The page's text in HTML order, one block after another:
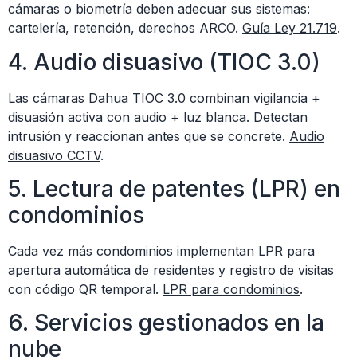
cámaras o biometría deben adecuar sus sistemas:
cartelería, retención, derechos ARCO. Guía Ley 21.719.
4. Audio disuasivo (TIOC 3.0)
Las cámaras Dahua TIOC 3.0 combinan vigilancia +
disuasión activa con audio + luz blanca. Detectan
intrusión y reaccionan antes que se concrete. Audio
disuasivo CCTV.
5. Lectura de patentes (LPR) en
condominios
Cada vez más condominios implementan LPR para
apertura automática de residentes y registro de visitas
con código QR temporal. LPR para condominios.
6. Servicios gestionados en la
nube